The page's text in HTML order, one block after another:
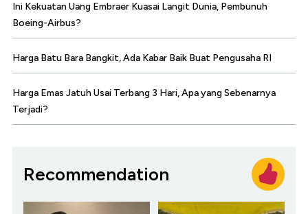
Ini Kekuatan Uang Embraer Kuasai Langit Dunia, Pembunuh
Boeing-Airbus?
Harga Batu Bara Bangkit, Ada Kabar Baik Buat Pengusaha RI
Harga Emas Jatuh Usai Terbang 3 Hari, Apa yang Sebenarnya
Terjadi?
Recommendation